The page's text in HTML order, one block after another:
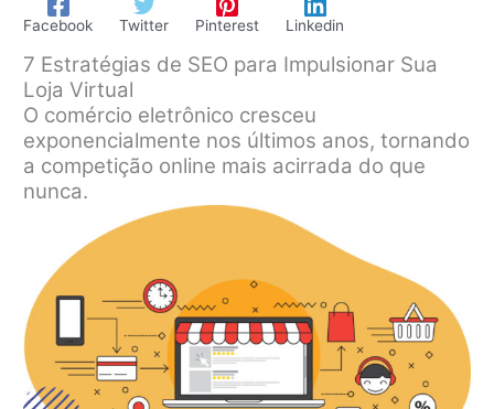
Facebook Twitter Pinterest Linkedin
7 Estratégias de SEO para Impulsionar Sua
Loja Virtual
O comércio eletrônico cresceu
exponencialmente nos últimos anos, tornando
a competição online mais acirrada do que
nunca.